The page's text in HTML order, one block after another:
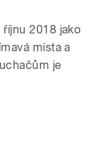
2018 jako
místa a
je